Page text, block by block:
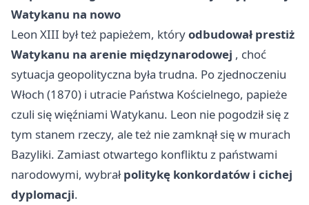
Watykanu na nowo
Leon XIII był też papieżem, któryodbudował prestiż
Watykanu na arenie międzynarodowej , choć
sytuacja geopolityczna była trudna. Po zjednoczeniu
Włoch (1870) i utracie Państwa Kościelnego, papieże
czuli się więźniami Watykanu. Leon nie pogodził się z
tym stanem rzeczy, ale też nie zamknął się w murach
Bazyliki. Zamiast otwartego konfliktu z państwami
narodowymi, wybrałpolitykę konkordatów i cichej
dyplomacji.